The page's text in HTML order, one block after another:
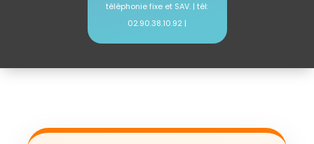
téléphonie fixe et SAV. | tél:
02.90.38.10.92 |